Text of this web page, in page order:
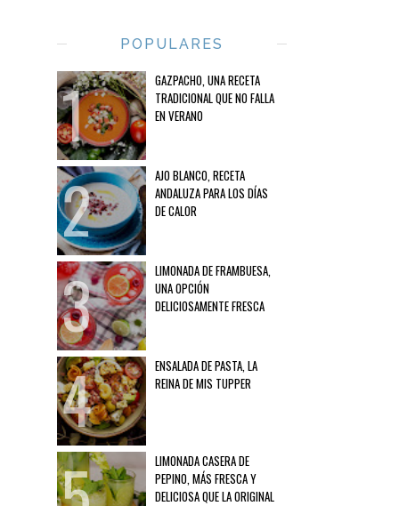
POPULARES
GAZPACHO, UNA RECETA
TRADICIONAL QUE NO FALLA
EN VERANO
AJO BLANCO, RECETA
ANDALUZA PARA LOS DÍAS
DE CALOR
LIMONADA DE FRAMBUESA,
UNA OPCIÓN
DELICIOSAMENTE FRESCA
ENSALADA DE PASTA, LA
REINA DE MIS TUPPER
LIMONADA CASERA DE
PEPINO, MÁS FRESCA Y
DELICIOSA QUE LA ORIGINAL